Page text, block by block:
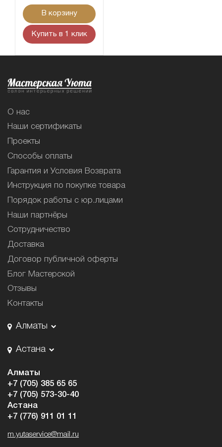
В корзину
Купить в 1 клик
О нас
Наши сертификаты
Проекты
Способы оплаты
Гарантия и Условия Возврата
Инструкция по покупке товара
Порядок работы с юр.лицами
Наши партнёры
Сотрудничество
Доставка
Договор публичной оферты
Блог Мастерской
Отзывы
Контакты
Алматы
Астана
Алматы
+7 (705) 385 65 65
+7 (705) 573-30-40
Астана
+7 (776) 911 01 11
m.yutaservice@mail.ru